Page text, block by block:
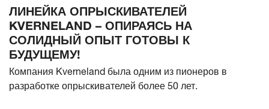
ЛИНЕЙКА ОПРЫСКИВАТЕЛЕЙ
KVERNELAND – ОПИРАЯСЬ НА
СОЛИДНЫЙ ОПЫТ ГОТОВЫ К
БУДУЩЕМУ!
Компания Kverneland была одним из пионеров в
разработке опрыскивателей более 50 лет.